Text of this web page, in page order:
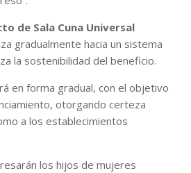
de Sala Cuna Universal
gradualmente hacia un sistema
la sostenibilidad del beneficio.
en forma gradual, con el objetivo
otorgando certeza
a los establecimientos
los hijos de mujeres